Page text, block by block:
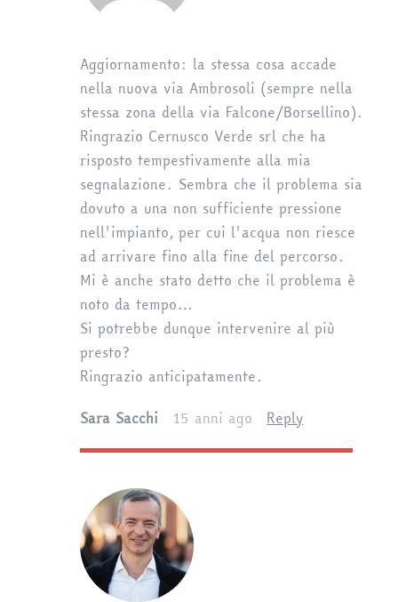
Aggiornamento: la stessa cosa accade
nella nuova via Ambrosoli (sempre nella
stessa zona della via Falcone/Borsellino).
Ringrazio Cernusco Verde srl che ha
risposto tempestivamente alla mia
segnalazione. Sembra che il problema sia
dovuto a una non sufficiente pressione
nell'impianto, per cui l'acqua non riesce
ad arrivare fino alla fine del percorso.
Mi è anche stato detto che il problema è
noto da tempo…
Si potrebbe dunque intervenire al più
presto?
Ringrazio anticipatamente.
Sara Sacchi
15 anni ago Reply